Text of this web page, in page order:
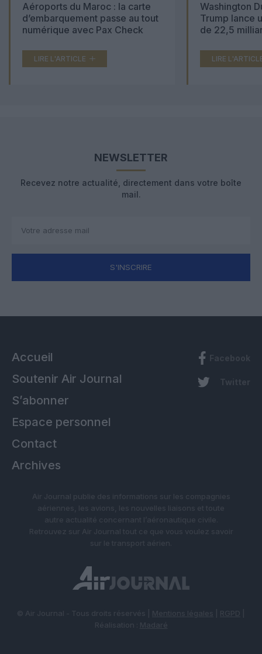
Aéroports du Maroc : la carte
d’embarquement passe au tout
numérique avec Pax Check
LIRE L'ARTICLE
Washington
Trump lance
de 22,5
LIRE
NEWSLETTER
Recevez notre actualité, directement dans votre boîte
mail.
S'INSCRIRE
Accueil
Soutenir Air Journal
S’abonner
Espace personnel
Contact
Archives